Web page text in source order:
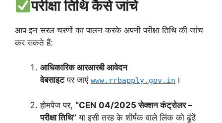
परीक्षा तिथि कैसे जांचें
आप इन सरल चरणों का पालन करके अपनी परीक्षा तिथि की जांच
कर सकते हैं:
आधिकारिक आरआरबी आवेदन
वेबसाइटपर जाएं www.rrbapply.gov.in ।
होमपेज पर, “CEN 04/2025 सेक्शन कंट्रोलर –
परीक्षा तिथि” या इसी तरह के शीर्षक वाले लिंक को ढूंढें